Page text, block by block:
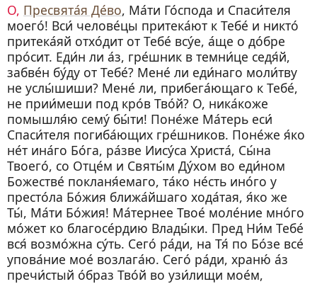
Пресвята́я Де́во, Ма́ти Го́спода и Спаси́теля
моего́! Вси́ челове́цы притека́ют к Тебе́ и никто́
притека́яй отхо́дит от Тебе́ всу́е, а́ще о до́бре
про́сит. Еди́н ли а́з, гре́шник в темни́це седя́й,
забве́н бу́ду от Тебе́? Мене́ ли еди́наго моли́тву
не услы́шиши? Мене́ ли, прибега́ющаго к Тебе́,
не прии́меши под кро́в Тво́й? О, ника́коже
помышля́ю сему́ бы́ти! Поне́же Ма́терь еси́
Спаси́теля погиба́ющих гре́шников. Поне́же я́ко
не́т ина́го Бо́га, ра́зве Иису́са Христа́, Сы́на
Твоего́, со Отце́м и Святы́м Ду́хом во еди́ном
Божестве́ покланя́емаго, та́ко не́сть ино́го у
престо́ла Бо́жия ближа́йшаго хода́тая, я́ко же
Ты́, Ма́ти Бо́жия! Ма́тернее Твое́ моле́ние мно́го
мо́жет ко благосе́рдию Влады́ки. Пред Ни́м Тебе́
вся́ возмо́жна су́ть. Сего́ ра́ди, на Тя́ по Бо́зе все́
упова́ние мое́ возлага́ю. Сего́ ра́ди, храню́ а́з
пречи́стый о́браз Тво́й во узи́лищи мое́м,